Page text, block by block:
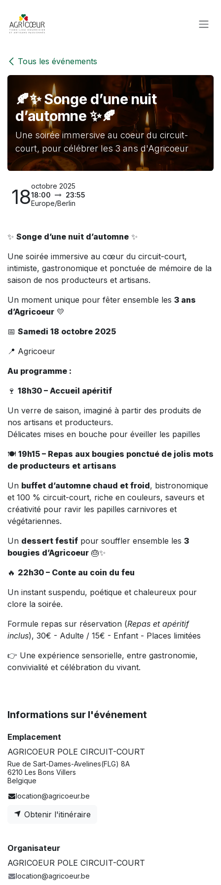
Tous les événements
🍂✨ Songe d’une nuit
d’automne ✨🍂
Une soirée immersive au coeur du circuit-
court, pour célébrer les 3 ans d'Agricoeur
18octobre 2025
18:00
23:55
Europe/Berlin
✨ Songe d’une nuit d’automne ✨
Une soirée immersive au cœur du circuit-court,
intimiste, gastronomique et ponctuée de mémoire de la
saison de nos producteurs et artisans.
Un moment unique pour fêter ensemble les 3 ans
d’Agricoeur 💛
📅 Samedi 18 octobre 2025
📍 Agricoeur
Au programme :
🍷 18h30 – Accueil apéritif
Un verre de saison, imaginé à partir des produits de
nos artisans et producteurs.
Délicates mises en bouche pour éveiller les papilles
🍽️ 19h15 – Repas aux bougies ponctué de jolis mots
de producteurs et artisans
Un buffet d’automne chaud et froid, bistronomique
et 100 % circuit-court, riche en couleurs, saveurs et
créativité pour ravir les papilles carnivores et
végétariennes.
Un dessert festif pour souffler ensemble les 3
bougies d’Agricoeur 🎂✨
🔥 22h30 – Conte au coin du feu
Un instant suspendu, poétique et chaleureux pour
clore la soirée.
Formule repas sur réservation (Repas et apéritif
inclus), 30€ - Adulte / 15€ - Enfant - Places limitées
👉 Une expérience sensorielle, entre gastronomie,
convivialité et célébration du vivant.
Informations sur l'événement
Emplacement
AGRICOEUR POLE CIRCUIT-COURT
Rue de Sart-Dames-Avelines(FLG) 8A
6210 Les Bons Villers
Belgique
location@agricoeur.be
Obtenir l'itinéraire
Organisateur
AGRICOEUR POLE CIRCUIT-COURT
location@agricoeur.be